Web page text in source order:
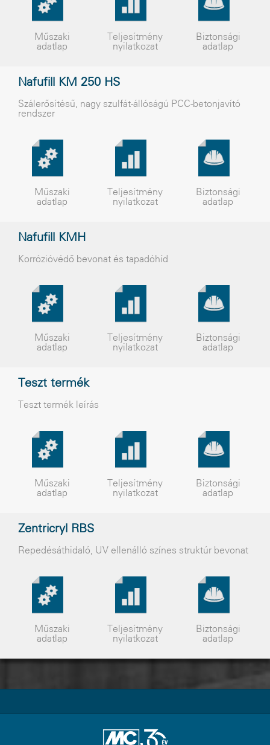
Műszaki
adatlap
Teljesítmény
nyilatkozat
Biztonsági
adatlap
Nafufill KM 250 HS
Szálerõsítésû, nagy szulfát-állóságú PCC-betonjavító
rendszer
Műszaki
adatlap
Teljesítmény
nyilatkozat
Biztonsági
adatlap
Nafufill KMH
Korrózióvédõ bevonat és tapadóhíd
Műszaki
adatlap
Teljesítmény
nyilatkozat
Biztonsági
adatlap
Teszt termék
Teszt termék leírás
Műszaki
adatlap
Teljesítmény
nyilatkozat
Biztonsági
adatlap
Zentricryl RBS
Repedésáthidaló, UV ellenálló színes struktúr bevonat
Műszaki
adatlap
Teljesítmény
nyilatkozat
Biztonsági
adatlap